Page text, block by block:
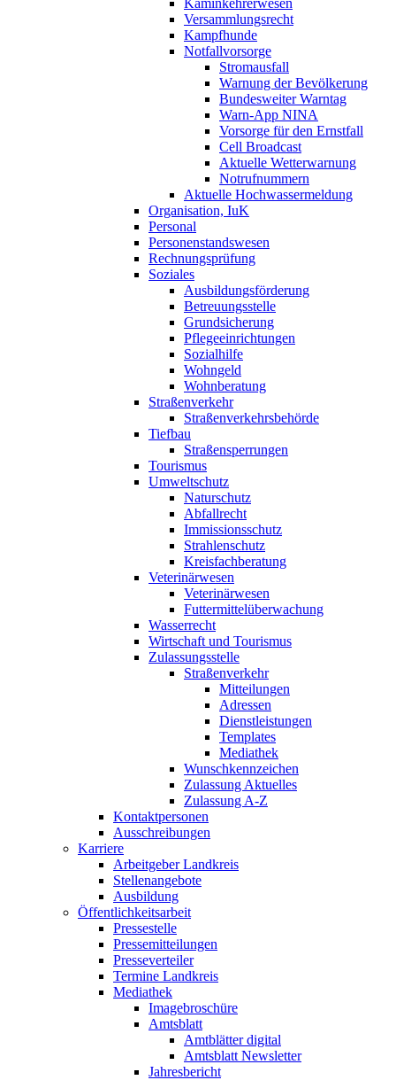
Kaminkehrerwesen
Versammlungsrecht
Kampfhunde
Notfallvorsorge
Stromausfall
Warnung der Bevölkerung
Bundesweiter Warntag
Warn-App NINA
Vorsorge für den Ernstfall
Cell Broadcast
Aktuelle Wetterwarnung
Notrufnummern
Aktuelle Hochwassermeldung
Organisation, IuK
Personal
Personenstandswesen
Rechnungsprüfung
Soziales
Ausbildungsförderung
Betreuungsstelle
Grundsicherung
Pflegeeinrichtungen
Sozialhilfe
Wohngeld
Wohnberatung
Straßenverkehr
Straßenverkehrsbehörde
Tiefbau
Straßensperrungen
Tourismus
Umweltschutz
Naturschutz
Abfallrecht
Immissionsschutz
Strahlenschutz
Kreisfachberatung
Veterinärwesen
Veterinärwesen
Futtermittelüberwachung
Wasserrecht
Wirtschaft und Tourismus
Zulassungsstelle
Straßenverkehr
Mitteilungen
Adressen
Dienstleistungen
Templates
Mediathek
Wunschkennzeichen
Zulassung Aktuelles
Zulassung A-Z
Kontaktpersonen
Ausschreibungen
Karriere
Arbeitgeber Landkreis
Stellenangebote
Ausbildung
Öffentlichkeitsarbeit
Pressestelle
Pressemitteilungen
Presseverteiler
Termine Landkreis
Mediathek
Imagebroschüre
Amtsblatt
Amtblätter digital
Amtsblatt Newsletter
Jahresbericht